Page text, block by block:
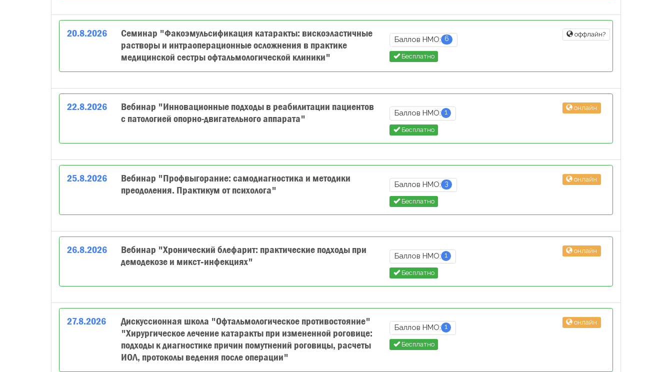
20.8.2026
Семинар "Факоэмульсификация катаракты: вискоэластичные
растворы и интраоперационные осложнения в практике
медицинской сестры офтальмологической клиники"
Баллов НМО: 6
оффлайн?
Бесплатно
22.8.2026
Вебинар "Инновационные подходы в реабилитации пациентов
с патологией опорно-двигательного аппарата"
Баллов НМО: 1
онлайн
Бесплатно
25.8.2026
Вебинар "Профвыгорание: самодиагностика и методики
преодоления. Практикум от психолога"
Баллов НМО: 3
онлайн
Бесплатно
26.8.2026
Вебинар "Хронический блефарит: практические подходы при
демодекозе и микст‑инфекциях"
Баллов НМО: 1
онлайн
Бесплатно
27.8.2026
Дискуссионная школа "Офтальмологическое противостояние"
"Хирургическое лечение катаракты при измененной роговице:
подходы к диагностике причин помутнений роговицы, расчеты
ИОЛ, протоколы ведения после операции"
Баллов НМО: 1
онлайн
Бесплатно